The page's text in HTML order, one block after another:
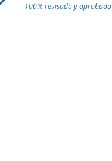
100% revisado y aprobado